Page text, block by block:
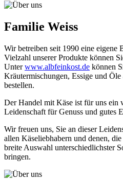
Familie Weiss
Wir betreiben seit 1990 eine eigene
Vielzahl unserer Produkte können
Unterwww.albfeinkost.de können
Kräutermischungen, Essige und
bestellen.
Der Handel mit Käse ist für uns ein
Leidenschaft für Genuss und gutes
Wir freuen uns, Sie an dieser
allen Käseliebhabern und denen,
breite Auswahl unterschiedlichster
bringen.